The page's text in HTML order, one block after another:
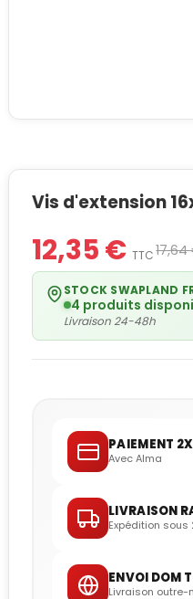
Vis d'extension
12,35 € TTC
STOCK SWAPLAND
4 produits
Livraison 24-48h
PAIEMENT
Avec Alma
LIVRAISON
Expédition sous
ENVOI DOM
Livraison